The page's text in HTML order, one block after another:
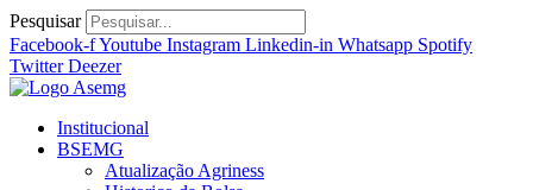
Ir
para
o
conteúdo
Pesquisar
Facebook-fYoutube Instagram Linkedin-in Whatsapp Spotify
Twitter Deezer
Institucional
BSEMG
Atualização Agriness